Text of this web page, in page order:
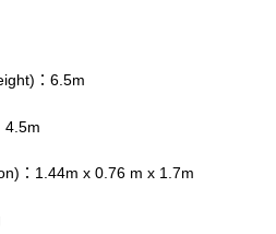
：6.5m
4.5m
：1.44m x 0.76 m x 1.7m